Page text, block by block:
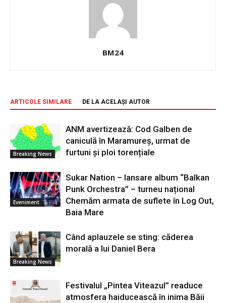
BM24
ARTICOLE SIMILARE DE LA ACELAȘI AUTOR
Breaking News
ANM avertizează: Cod Galben de
caniculă în Maramureș, urmat de
furtuni și ploi torențiale
Eveniment
Sukar Nation – lansare album “Balkan
Punk Orchestra” – turneu național
Chemăm armata de suflete în Log Out,
Baia Mare
Breaking News
Când aplauzele se sting: căderea
morală a lui Daniel Bera
Festivalul „Pintea Viteazul” readuce
atmosfera haiducească în inima Băii